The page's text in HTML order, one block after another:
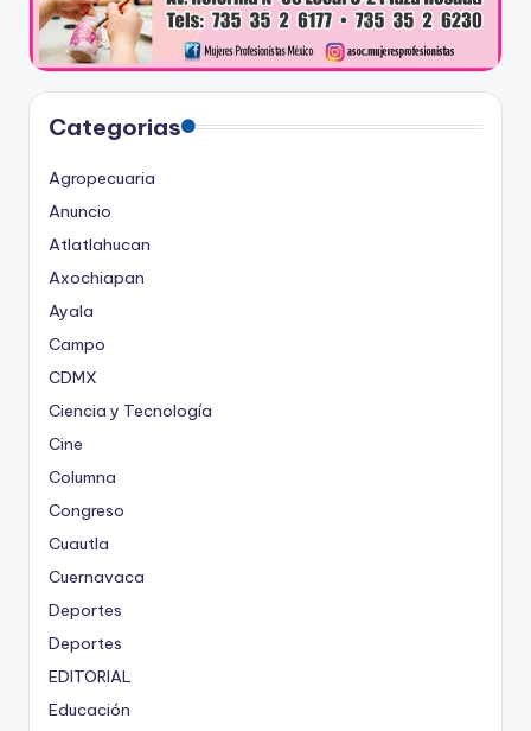
Categorias
Agropecuaria
Anuncio
Atlatlahucan
Axochiapan
Ayala
Campo
CDMX
Ciencia y Tecnología
Cine
Columna
Congreso
Cuautla
Cuernavaca
Deportes
Deportes
EDITORIAL
Educación